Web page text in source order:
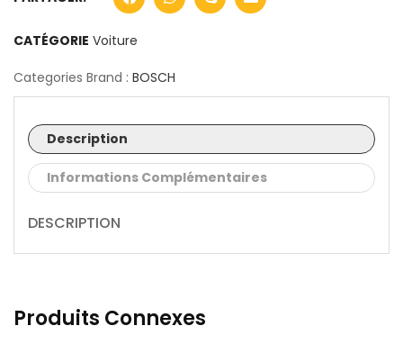
CATÉGORIE Voiture
Categories Brand : BOSCH
Description
Informations Complémentaires
DESCRIPTION
Produits Connexes